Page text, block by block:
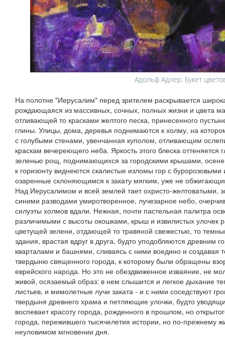
Адольф Адлер. Букет
На полотне "Иерусалим" перед зрителем раскрывается
рождающаяся из массивных, сочных, полных жизни и цвета
отливающей то красками желтого песка, принесенного
глины. Улицы, дома, деревья поднимаются к холму, на
с голубыми стенами, увенчанная куполом, отливающим
краскам вечереющего неба. Яркость этого блеска оттеняется
зеленью рощ, поднимающихся за городскими крышами,
к горизонту виднеются скалистые изломы гор с
озаренные склоняющимся к закату мягким, уже не
Над Иерусалимом и всей землей тает охристо-желтоватыми,
синими разводами умиротворенное, лучезарное небо,
силуэты холмов вдали. Нежная, почти пастельная палитра
различимыми с высоты окошками, крыш и извилистых улочек
цветущей зелени, отдающей то травяной свежестью, то
здания, врастая вдруг в друга, будто уподобляются
кварталами и башнями, сливаясь с ними воедино и
твердыню священного города, к которому были обращены
еврейского народа. Но это не обездвиженное изваяние, не
живой, осязаемый образ: в нем слышится и легкое дыхание
листьев, и мимолетные лучи заката - и с ними соседствуют
твердыня древнего храма и петляющие улочки, будто
воспевает красоту города, рожденного в прошлом, но
города, пережившего тысячелетия истории, но по-прежнему
неуловимом мгновении дня.